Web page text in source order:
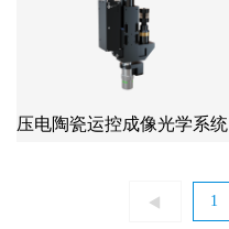
压电陶瓷运控成像光学系统
1